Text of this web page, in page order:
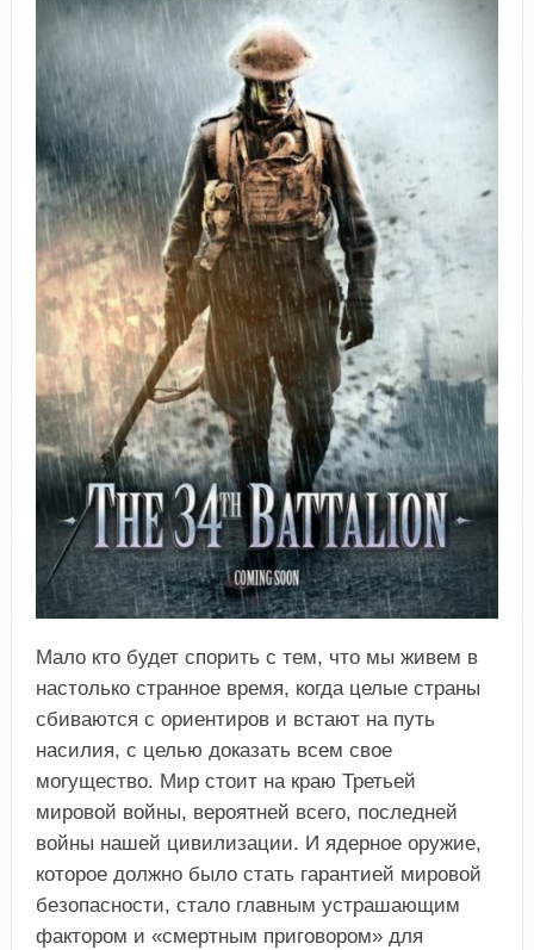
Мало кто будет спорить с тем, что мы живем в
настолько странное время, когда целые страны
сбиваются с ориентиров и встают на путь
насилия, с целью доказать всем свое
могущество. Мир стоит на краю Третьей
мировой войны, вероятней всего, последней
войны нашей цивилизации. И ядерное оружие,
которое должно было стать гарантией мировой
безопасности, стало главным устрашающим
фактором и «смертным приговором» для